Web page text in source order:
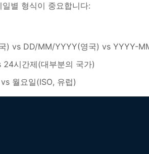
별 형식이 중요합니다:
) vs DD/MM/YYYY(영국) vs YYYY-
시간제(대부분의 국가)
월요일(ISO, 유럽)